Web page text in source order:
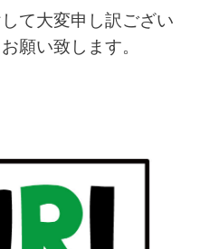
て大変申し訳ござい
願い致します。